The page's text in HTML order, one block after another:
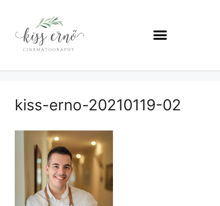
kiss-erno-20210119-02